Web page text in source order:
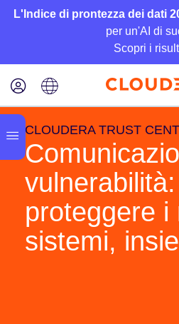
L'Indice di prontezza dei dati
per un'AI di
Scopri i
CLOUDERA TRUST
vulnerabilità:
proteggere i
sistemi,